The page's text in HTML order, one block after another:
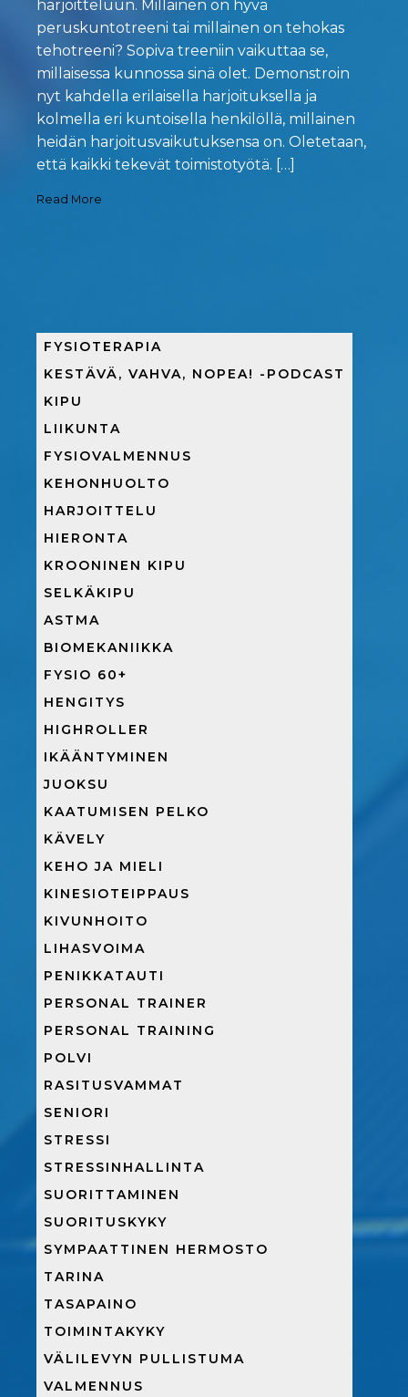
harjoitteluun. Millainen on hyvä
peruskuntotreeni tai millainen on tehokas
tehotreeni? Sopiva treeniin vaikuttaa se,
millaisessa kunnossa sinä olet. Demonstroin
nyt kahdella erilaisella harjoituksella ja
kolmella eri kuntoisella henkilöllä, millainen
heidän harjoitusvaikutuksensa on. Oletetaan,
että kaikki tekevät toimistotyötä. […]
Read More
FYSIOTERAPIA
KESTÄVÄ, VAHVA, NOPEA! -PODCAST
KIPU
LIIKUNTA
FYSIOVALMENNUS
KEHONHUOLTO
HARJOITTELU
HIERONTA
KROONINEN KIPU
SELKÄKIPU
ASTMA
BIOMEKANIIKKA
FYSIO 60+
HENGITYS
HIGHROLLER
IKÄÄNTYMINEN
JUOKSU
KAATUMISEN PELKO
KÄVELY
KEHO JA MIELI
KINESIOTEIPPAUS
KIVUNHOITO
LIHASVOIMA
PENIKKATAUTI
PERSONAL TRAINER
PERSONAL TRAINING
POLVI
RASITUSVAMMAT
SENIORI
STRESSI
STRESSINHALLINTA
SUORITTAMINEN
SUORITUSKYKY
SYMPAATTINEN HERMOSTO
TARINA
TASAPAINO
TOIMINTAKYKY
VÄLILEVYN PULLISTUMA
VALMENNUS